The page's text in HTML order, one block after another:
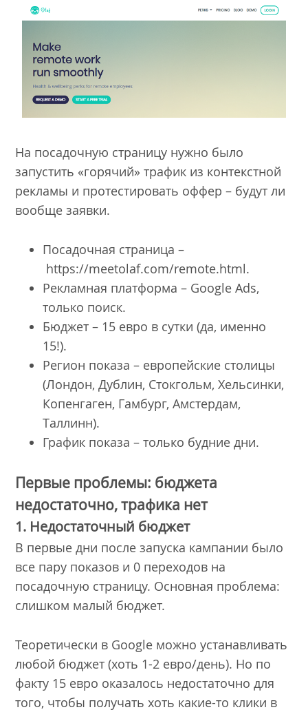
На посадочную страницу нужно было
запустить «горячий» трафик из контекстной
рекламы и протестировать оффер – будут ли
вообще заявки.
Посадочная страница –
https://meetolaf.com/remote.html.
Рекламная платформа – Google Ads,
только поиск.
Бюджет – 15 евро в сутки (да, именно
15!).
Регион показа – европейские столицы
(Лондон, Дублин, Стокгольм, Хельсинки,
Копенгаген, Гамбург, Амстердам,
Таллинн).
График показа – только будние дни.
Первые проблемы: бюджета
недостаточно, трафика нет
1. Недостаточный бюджет
В первые дни после запуска кампании было
все пару показов и 0 переходов на
посадочную страницу. Основная проблема:
слишком малый бюджет.
Теоретически в Google можно устанавливать
любой бюджет (хоть 1-2 евро/день). Но по
факту 15 евро оказалось недостаточно для
того, чтобы получать хоть какие-то клики в